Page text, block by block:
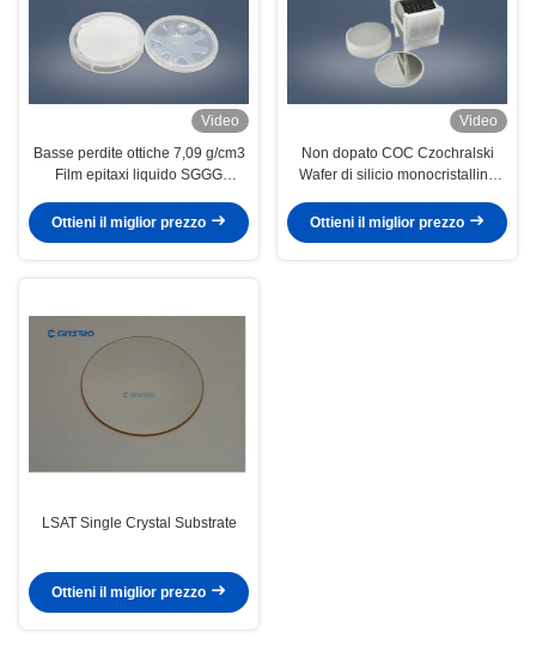
Video
Basse perdite ottiche 7,09 g/cm3
Film epitaxi liquido SGGG
Ottieni il miglior prezzo
Video
Non dopato COC Czochralski
Wafer di silicio monocristallino
Ottieni il miglior prezzo
LSAT Single Crystal Substrate
Ottieni il miglior prezzo